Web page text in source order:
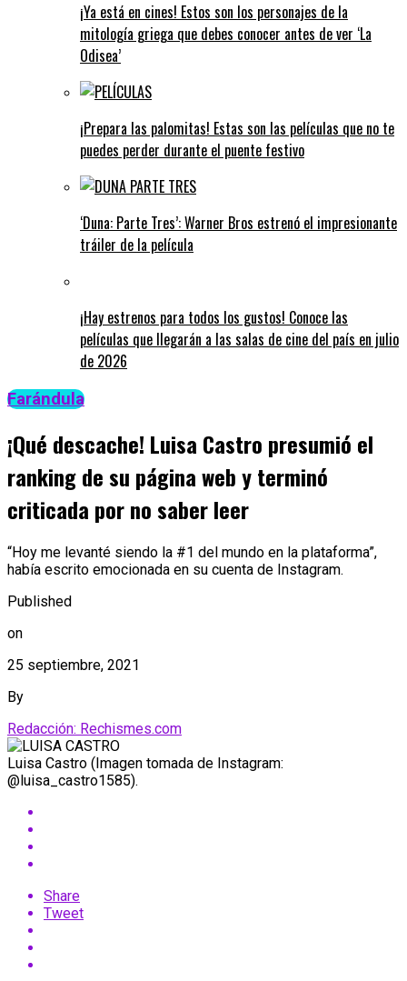
¡Ya está en cines! Estos son los personajes de la
mitología griega que debes conocer antes de ver ‘La
Odisea’
¡Prepara las palomitas! Estas son las películas que no te
puedes perder durante el puente festivo
‘Duna: Parte Tres’: Warner Bros estrenó el impresionante
tráiler de la película
¡Hay estrenos para todos los gustos! Conoce las
películas que llegarán a las salas de cine del país en julio
de 2026
Farándula
¡Qué descache! Luisa Castro presumió el
ranking de su página web y terminó
criticada por no saber leer
“Hoy me levanté siendo la #1 del mundo en la plataforma”,
había escrito emocionada en su cuenta de Instagram.
Published
on
25 septiembre, 2021
By
Redacción: Rechismes.com
Luisa Castro (Imagen tomada de Instagram:
@luisa_castro1585).
Share
Tweet